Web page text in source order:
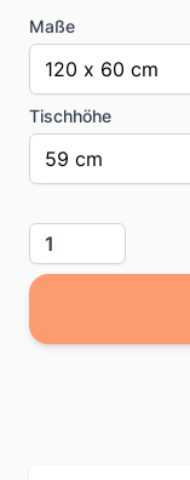
Maße
120 x 60 cm
Tischhöhe
59 cm
Menge